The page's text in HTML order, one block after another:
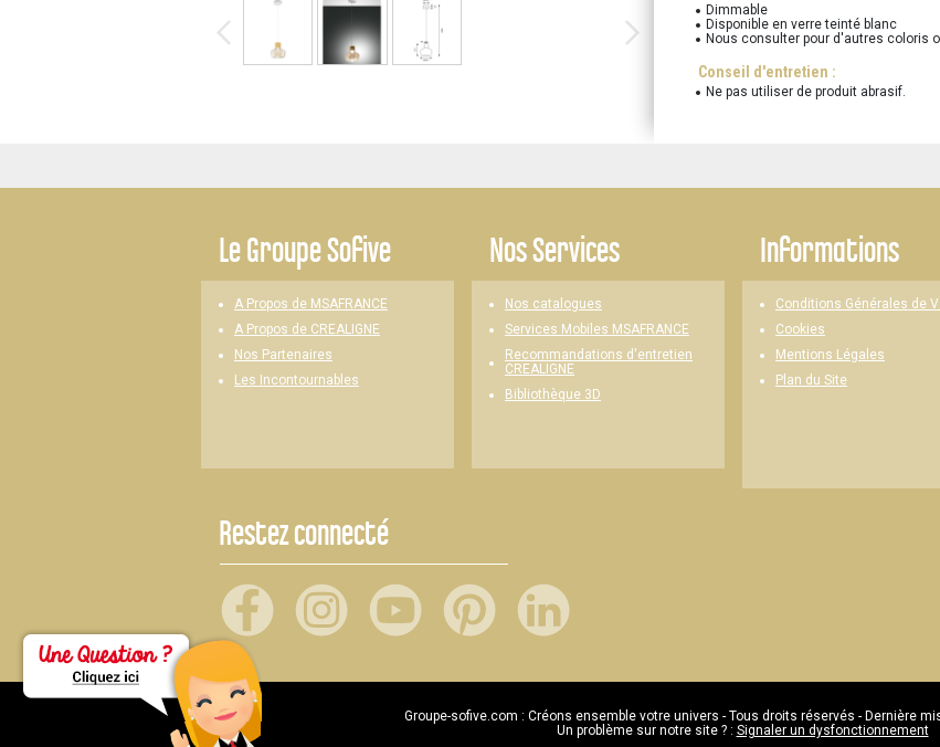
Dimmable
Disponible en verre teinté blanc
Nous consulter pour d'autres coloris
Conseil d'entretien :
Ne pas utiliser de produit abrasif.
LeGroupe Sofive
A Propos de MSAFRANCE
A Propos de CREALIGNE
Nos Partenaires
Les Incontournables
Nos Services
Nos catalogues
Services Mobiles MSAFRANCE
Recommandations d'entretien
CREALIGNE
Bibliothèque 3D
Informations
Conditions Générales de
Cookies
Mentions Légales
Plan du Site
Restez connecté
Groupe-sofive.com : Créons ensemble votre univers - Tous droits réservés - Dernière
Un problème sur notre site ? : Signaler un dysfonctionnement